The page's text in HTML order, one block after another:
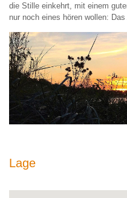
die Stille einkehrt, mit einem
nur noch eines hören wollen:
Lage